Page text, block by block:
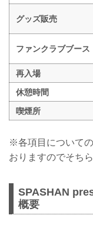
グッズ販売
ファンクラブブース
再入場
休憩時間
喫煙所
※各項目について
おりますのでそち
SPASHAN
概要